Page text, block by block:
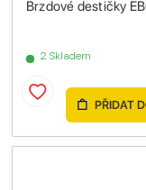
Brzdové destičky
2 Skladem
PŘIDAT